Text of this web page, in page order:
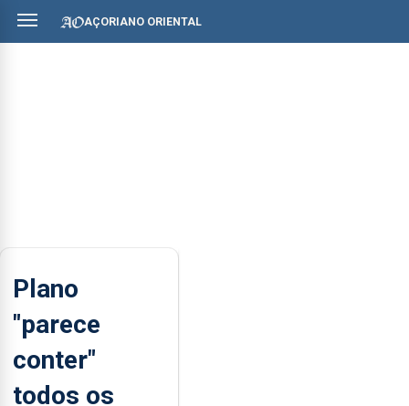
AÇORIANO ORIENTAL
Plano
"parece
conter"
todos os